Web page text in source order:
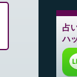
占
ハ